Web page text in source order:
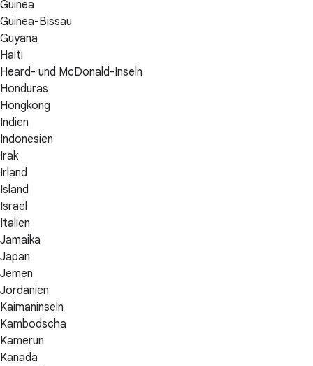
Guinea
Guinea-Bissau
Guyana
Haiti
Heard- und McDonald-Inseln
Honduras
Hongkong
Indien
Indonesien
Irak
Irland
Island
Israel
Italien
Jamaika
Japan
Jemen
Jordanien
Kaimaninseln
Kambodscha
Kamerun
Kanada